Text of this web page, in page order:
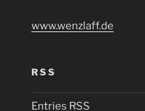
www.wenzlaff.de
RSS
Entries RSS